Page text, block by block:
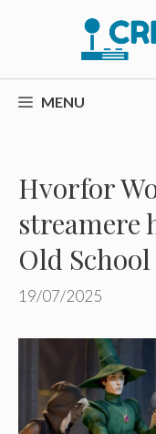
MENU
Hvorfor
streamere
Old
19/07/2025